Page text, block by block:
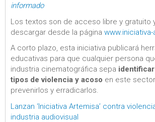
informado
Los textos son de acceso libre y gratuito
descargar desde la página
A corto plazo, esta iniciativa publicará
educativas para que cualquier persona
industria cinematográfica sepa
tipos de violencia y acoso en este
prevenirlos y erradicarlos.
Lanzan ‘Iniciativa Artemisa’ contra
industria audiovisual